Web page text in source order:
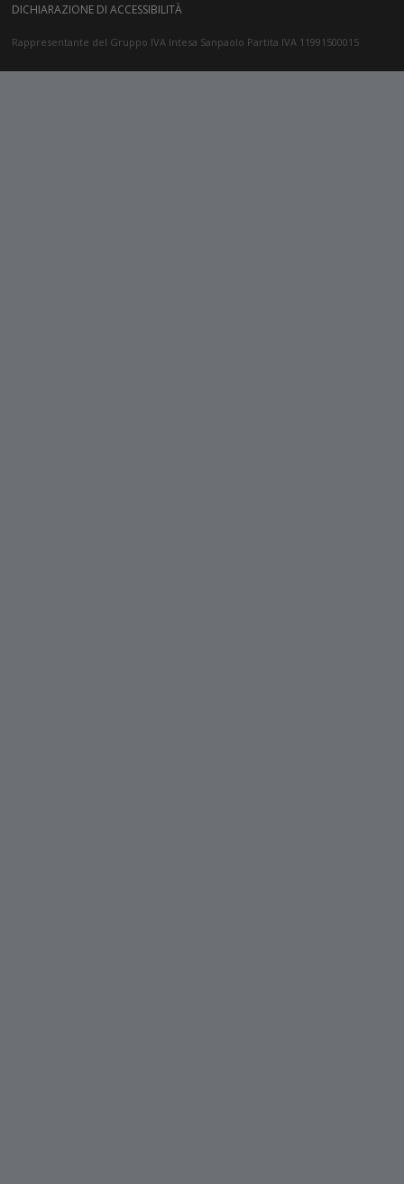
DICHIARAZIONE DI ACCESSIBILITÀ
Rappresentante del Gruppo IVA Intesa Sanpaolo Partita IVA 11991500015